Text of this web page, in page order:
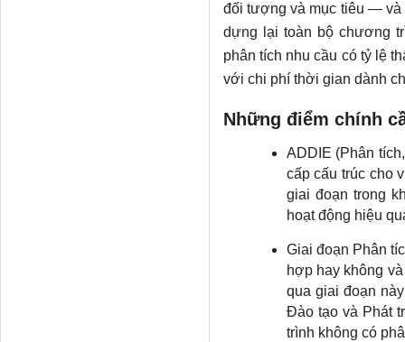
đối tượng và mục tiêu — và
dựng lại toàn bộ chương
phân tích nhu cầu có tỷ lệ
với chi phí thời gian dành
Những điểm chính
ADDIE (Phân
cấp cấu trúc cho
giai đoạn trong
hoạt động hiệu
Giai đoạn Phân
hợp hay không
qua giai đoạn
Đào tạo và Phát
trình không có